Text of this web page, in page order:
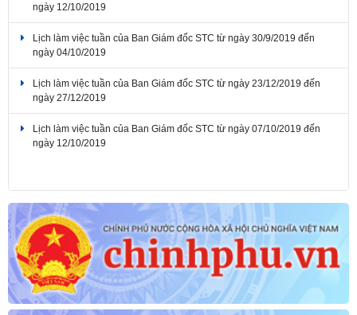
Lịch làm việc tuần của Ban Giám đốc STC từ ngày 30/9/2019 đến
ngày 04/10/2019
Lịch làm việc tuần của Ban Giám đốc STC từ ngày 23/12/2019 đến
ngày 27/12/2019
Lịch làm việc tuần của Ban Giám đốc STC từ ngày 07/10/2019 đến
ngày 12/10/2019
Lịch làm việc tuần của Ban Giám đốc STC từ ngày 04/11/2019 đến